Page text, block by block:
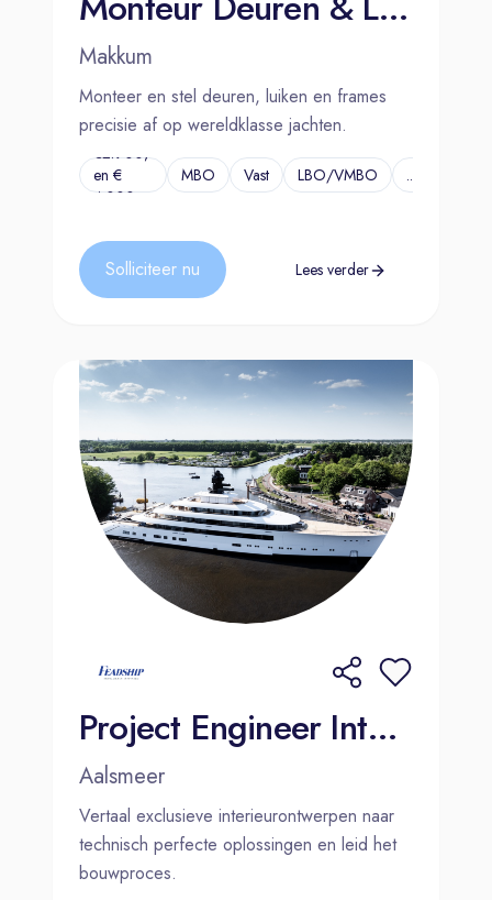
Makkum
Monteer en stel deuren, luiken en frames
precisie af op wereldklasse jachten.
€2.900,-
en €
4.000,-
MBO Vast LBO/VMBO ...
Solliciteer nu Lees verder
Project Engineer Interieur | Aalsmeer
Aalsmeer
Vertaal exclusieve interieurontwerpen naar
technisch perfecte oplossingen en leid het
bouwproces.